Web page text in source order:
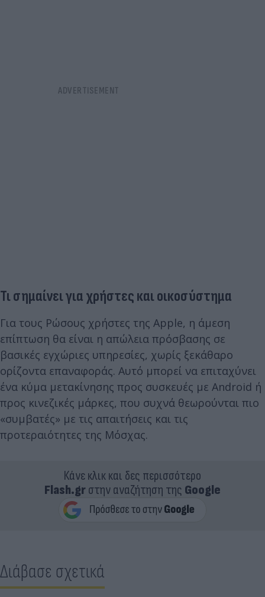
Τι σημαίνει για χρήστες και οικοσύστημα
Για τους Ρώσους χρήστες της Apple, η άμεση
επίπτωση θα είναι η απώλεια πρόσβασης σε
βασικές εγχώριες υπηρεσίες, χωρίς ξεκάθαρο
ορίζοντα επαναφοράς. Αυτό μπορεί να επιταχύνει
ένα κύμα μετακίνησης προς συσκευές με Android ή
προς κινεζικές μάρκες, που συχνά θεωρούνται πιο
«συμβατές» με τις απαιτήσεις και τις
προτεραιότητες της Μόσχας.
Κάνε κλικ και δες περισσότερο
Flash.grστην αναζήτηση της Google
Διάβασε σχετικά